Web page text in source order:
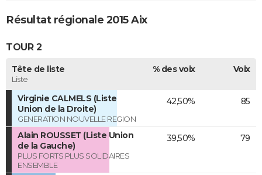
Résultat régionale 2015 Aix
TOUR 2
Tête de liste
Liste
% des voix Voix
Virginie CALMELS (Liste
Union de la Droite)
GENERATION NOUVELLE REGION
42,50% 85
Alain ROUSSET (Liste Union
de la Gauche)
PLUS FORTS PLUS SOLIDAIRES
ENSEMBLE
39,50% 79